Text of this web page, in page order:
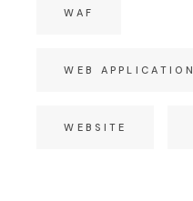
WAF
WEB
WEBSITE